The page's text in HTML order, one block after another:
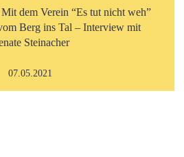
dem Verein “Es tut nicht weh”
Berg ins Tal – Interview mit
Steinacher
07.05.2021